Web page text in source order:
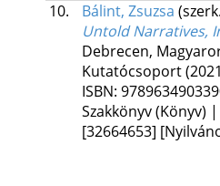
10.
Bálint, Zsuzsa
Untold Narratives,
Debrecen,
Kutatócsoport
ISBN:
Szakkönyv (Könyv)
[32664653]